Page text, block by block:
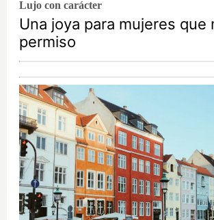
Lujo con carácter
Una joya para mujeres que
permiso